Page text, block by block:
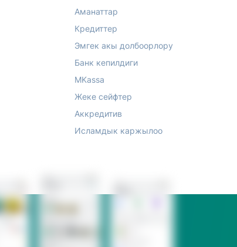
Аманаттар
Кредиттер
Эмгек акы долбоорлору
Банк кепилдиги
MKassa
Жеке сейфтер
Аккредитив
Исламдык каржылоо